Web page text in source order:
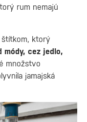
rum nemajú
štítkom, ktorý
módy, cez jedlo,
množstvo
jamajská